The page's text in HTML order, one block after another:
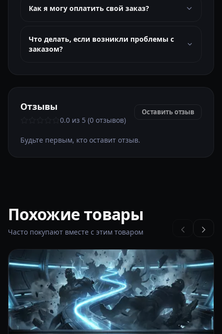
Как я могу оплатить свой заказ?
Что делать, если возникли проблемы с
заказом?
Отзывы
0.0 из 5 (0 отзывов)
Оставить отзыв
Будьте первым, кто оставит отзыв.
Похожие товары
Часто покупают вместе с этим товаром